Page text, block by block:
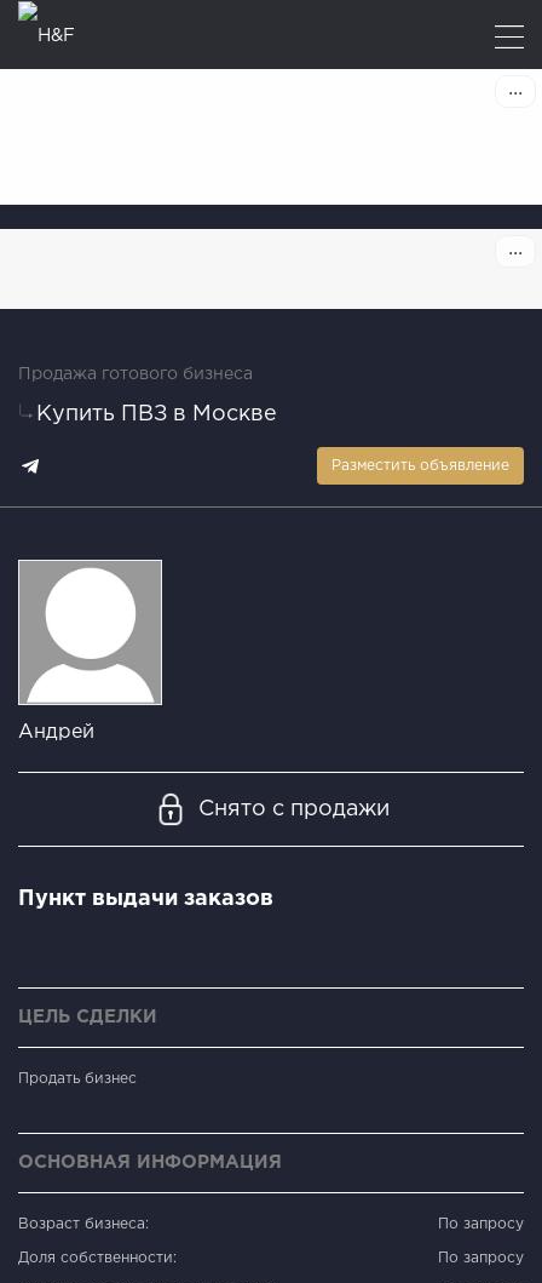
Продажа готового бизнеса
Купить ПВЗ в Москве
Разместить объявление
Андрей
Снято с продажи
Пункт выдачи заказов
ЦЕЛЬ СДЕЛКИ
Продать бизнес
ОСНОВНАЯ ИНФОРМАЦИЯ
Возраст бизнеса: По запросу
Доля собственности: По запросу